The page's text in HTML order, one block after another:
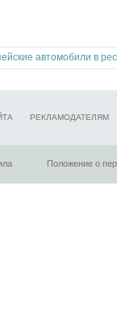
РЕКЛАМОДАТЕЛЯМ
Положение о